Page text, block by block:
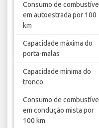
Consumo de
em autoestrada por 100
km
Capacidade máxima do
porta-malas
Capacidade mínima do
tronco
Consumo de
em condução mista por
100 km